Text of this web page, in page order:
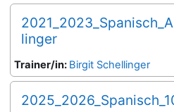
linger
Trainer/in: Birgit Schellinger